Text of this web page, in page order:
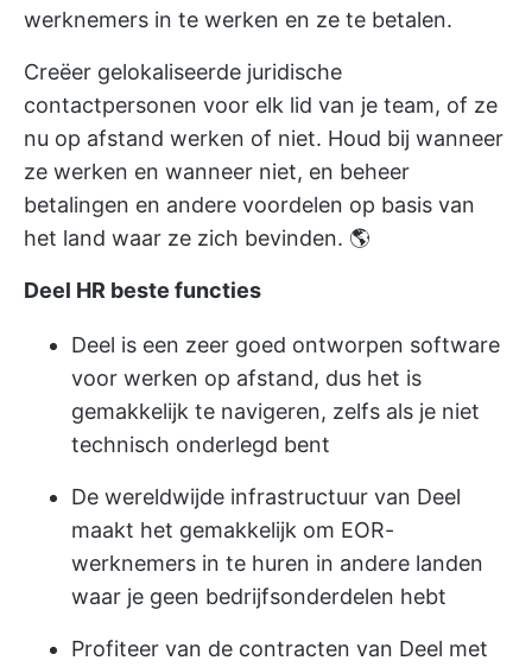
werknemers in te werken en ze te betalen.
Creëer gelokaliseerde juridische
contactpersonen voor elk lid van je team, of ze
nu op afstand werken of niet. Houd bij wanneer
ze werken en wanneer niet, en beheer
betalingen en andere voordelen op basis van
het land waar ze zich bevinden. 🌎
Deel HR beste functies
Deel is een zeer goed ontworpen software
voor werken op afstand, dus het is
gemakkelijk te navigeren, zelfs als je niet
technisch onderlegd bent
De wereldwijde infrastructuur van Deel
maakt het gemakkelijk om EOR-
werknemers in te huren in andere landen
waar je geen bedrijfsonderdelen hebt
Profiteer van de contracten van Deel met